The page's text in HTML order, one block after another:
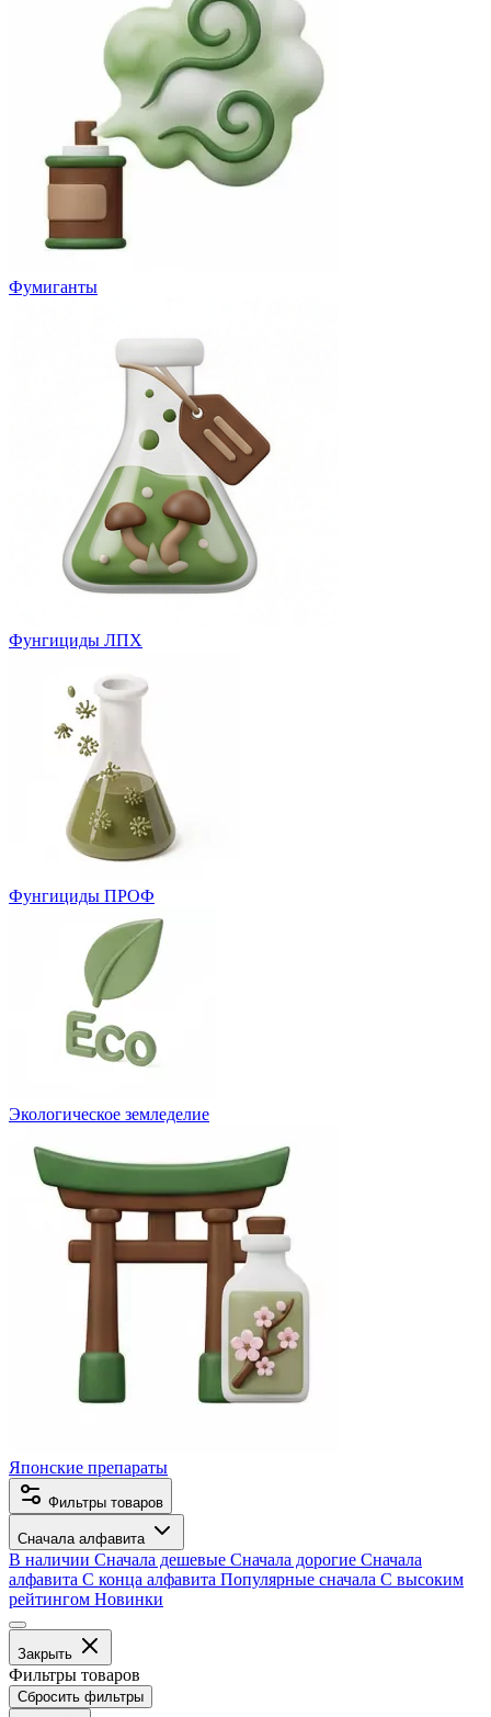
Фумиганты
Фунгициды ЛПХ
Фунгициды ПРОФ
Экологическое земледелие
Японские препараты
Фильтры товаров
Сначала алфавита
В наличии Сначала дешевые Сначала дорогие Сначала
алфавита С конца алфавита Популярные сначала С высоким
рейтингом Новинки
Закрыть
Фильтры товаров
Сбросить фильтры